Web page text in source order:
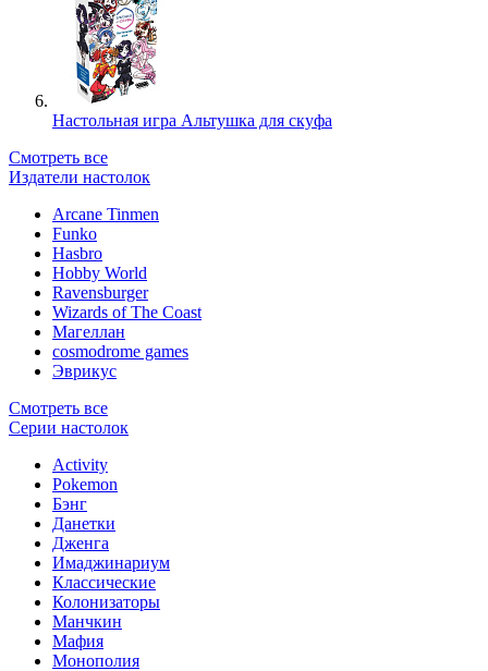
Настольная игра Альтушка для скуфа
Смотреть все
Издатели настолок
Arcane Tinmen
Funko
Hasbro
Hobby World
Ravensburger
Wizards of The Coast
Магеллан
сosmodrome games
Эврикус
Смотреть все
Серии настолок
Activity
Pokemon
Бэнг
Данетки
Дженга
Имаджинариум
Классические
Колонизаторы
Манчкин
Мафия
Монополия